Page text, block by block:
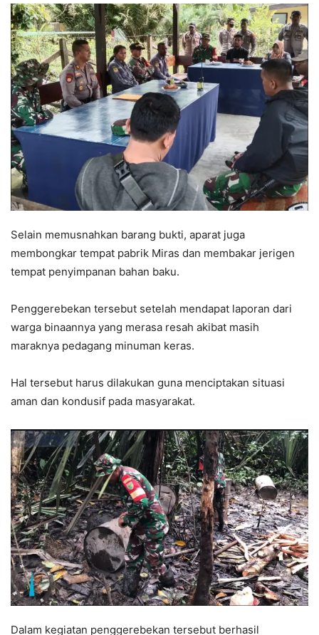
Selain memusnahkan barang bukti, aparat juga
membongkar tempat pabrik Miras dan membakar jerigen
tempat penyimpanan bahan baku.
Penggerebekan tersebut setelah mendapat laporan dari
warga binaannya yang merasa resah akibat masih
maraknya pedagang minuman keras.
Hal tersebut harus dilakukan guna menciptakan situasi
aman dan kondusif pada masyarakat.
Dalam kegiatan penggerebekan tersebut berhasil